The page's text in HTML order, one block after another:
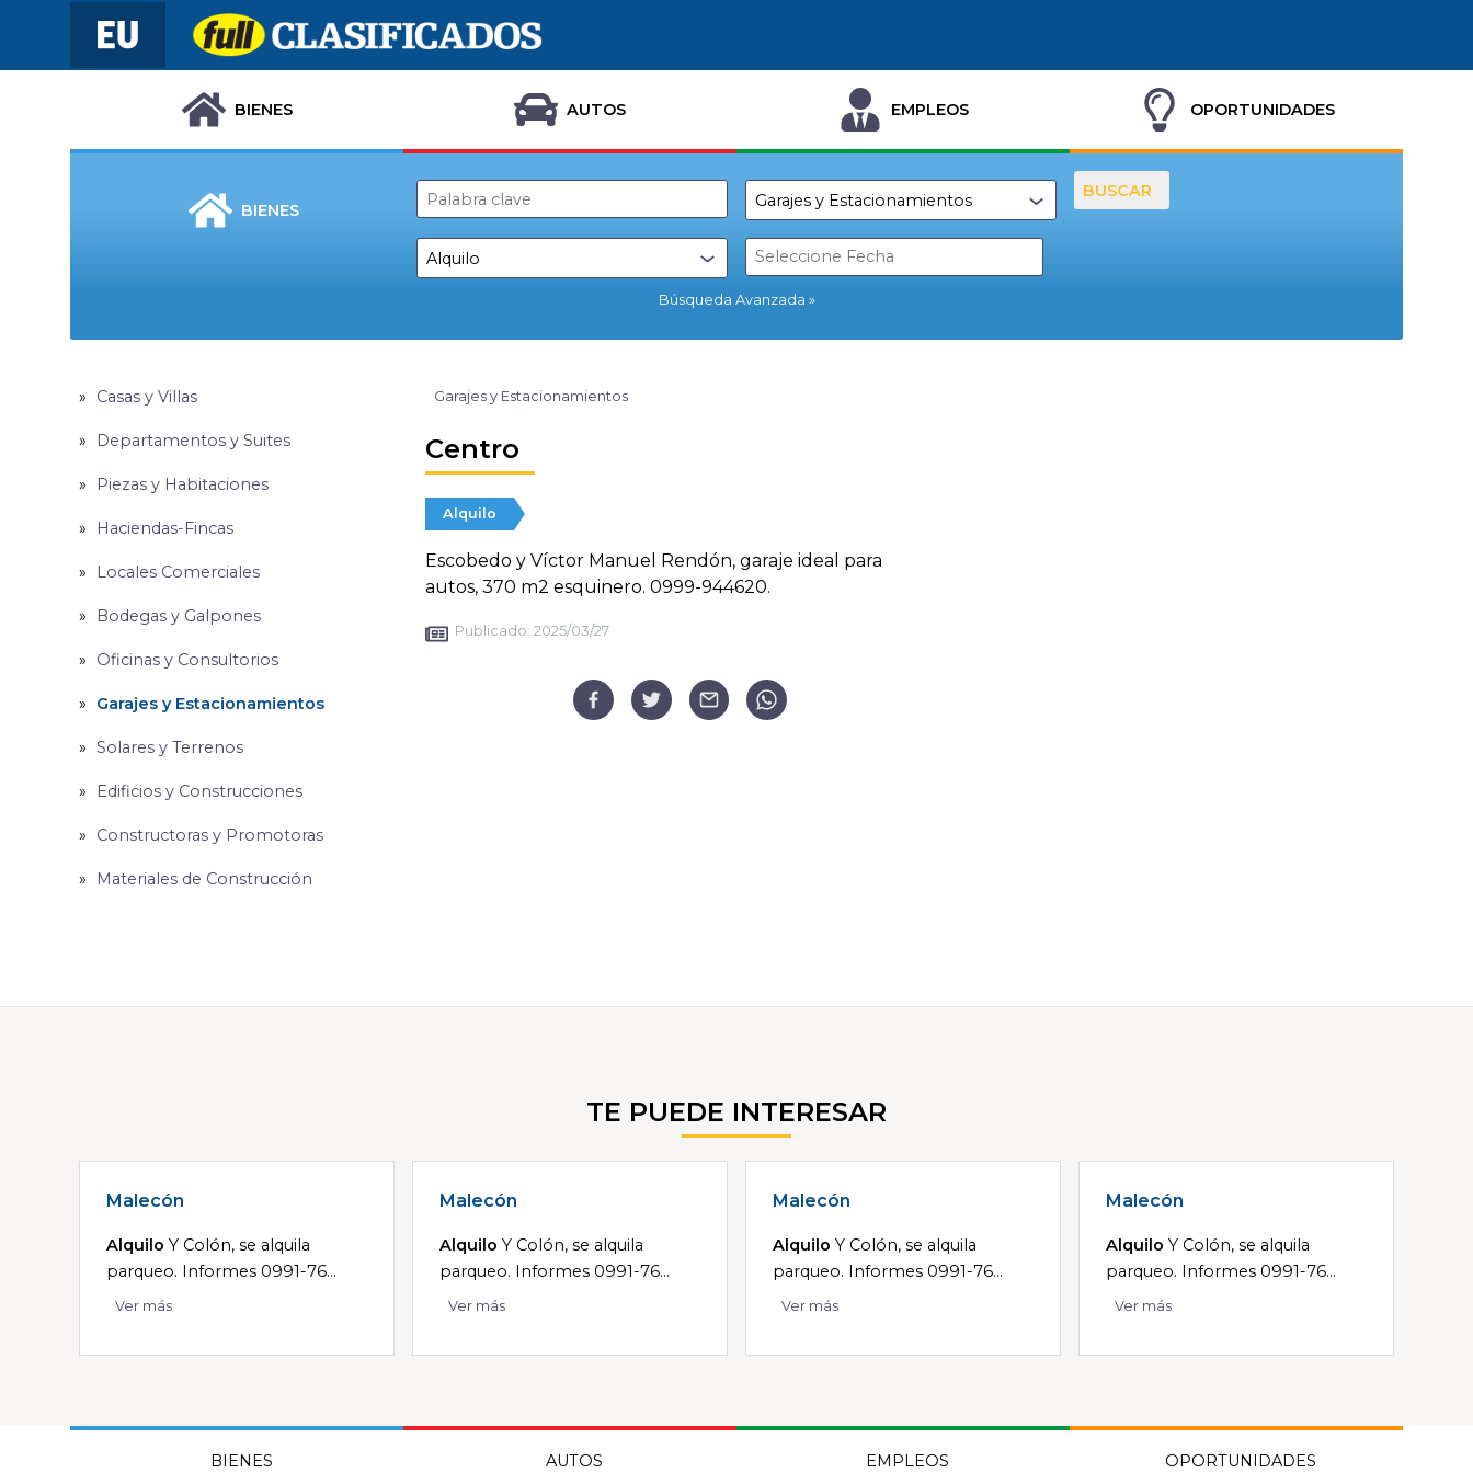
BIENES AUTOS EMPLEOS OPORTUNIDADES
BIENES
Búsqueda Avanzada
BUSCAR
Casas y Villas
Departamentos y Suites
Piezas y Habitaciones
Haciendas-Fincas
Locales Comerciales
Bodegas y Galpones
Oficinas y Consultorios
Garajes y Estacionamientos
Solares y Terrenos
Edificios y Construcciones
Constructoras y Promotoras
Materiales de Construcción
Garajes y Estacionamientos
Centro
Alquilo
Escobedo y Víctor Manuel Rendón, garaje ideal para
autos, 370 m2 esquinero. 0999-944620.
Publicado: 2025/03/27
TE PUEDE INTERESAR
Malecón
Alquilo Y Colón, se alquila
parqueo. Informes 0991-76...
Ver más
Malecón
Alquilo Y Colón, se alquila
parqueo. Informes 0991-76...
Ver más
Malecón
Alquilo Y Colón, se alquila
parqueo. Informes 0991-76...
Ver más
Malecón
Alquilo Y Colón, se alquila
parqueo. Informes 0991-76...
Ver más
BIENES AUTOS EMPLEOS OPORTUNIDADES